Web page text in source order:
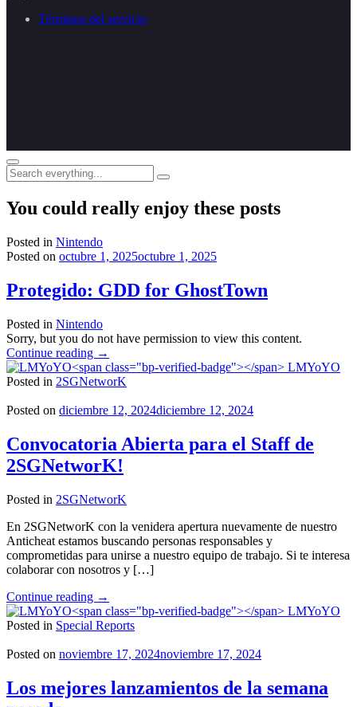
Términos del servicio
Search
everything...
You could really enjoy these posts
Posted in Nintendo
Posted on octubre 1, 2025octubre 1, 2025
Protegido: GDD for GhostTown
Posted in Nintendo
Sorry, but you do not have permission to view this content.
Continue reading "Protegido:
GDD
for
→
LMYoYO
Posted in 2SGNetworK
Posted on diciembre 12, 2024diciembre 12, 2024
Convocatoria Abierta para el Staff de
2SGNetworK!
Posted in 2SGNetworK
En 2SGNetworK con la venidera apertura nuevamente de nuestro
Anticheat estamos buscando personas responsables y
comprometidas para unirse a nuestro equipo de trabajo. Si te interesa
colaborar con nosotros y […]
Continue reading "Convocatoria
Abierta
para
Staff
2SGNetworK!"
→
LMYoYO
Posted in Special Reports
Posted on noviembre 17, 2024noviembre 17, 2024
Los mejores lanzamientos de la semana